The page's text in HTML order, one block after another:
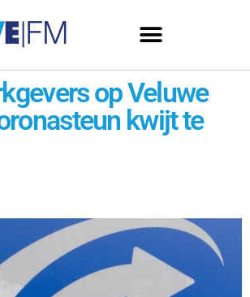
op Veluwe
kwijt te